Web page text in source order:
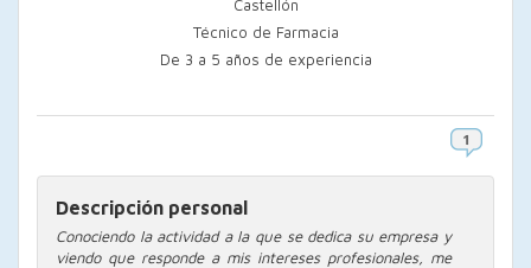
Castellón
Técnico de Farmacia
De 3 a 5 años de experiencia
Descripción personal
Conociendo la actividad a la que se dedica su empresa y
viendo que responde a mis intereses profesionales, me